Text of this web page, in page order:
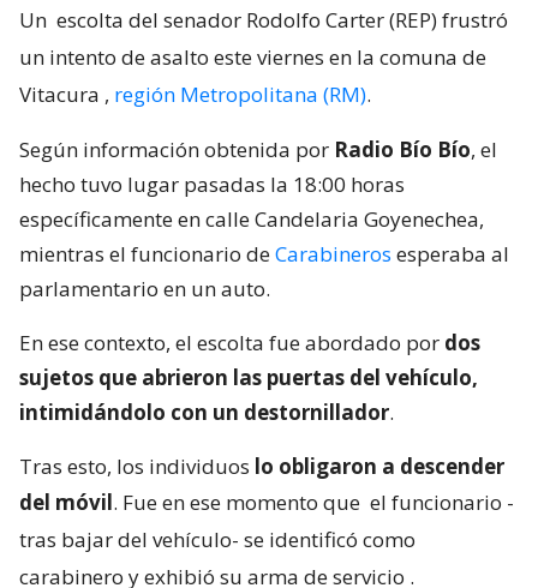
Un escolta del senador Rodolfo Carter (REP) frustró
un intento de asalto este viernes en la comuna de
Vitacura , región Metropolitana (RM).
Según información obtenida por Radio Bío Bío, el
hecho tuvo lugar pasadas la 18:00 horas
específicamente en calle Candelaria Goyenechea,
mientras el funcionario deCarabineros esperaba al
parlamentario en un auto.
En ese contexto, el escolta fue abordado por dos
sujetos que abrieron las puertas del vehículo,
intimidándolo con un destornillador.
Tras esto, los individuos lo obligaron a descender
del móvil. Fue en ese momento que el funcionario -
tras bajar del vehículo- se identificó como
carabinero y exhibió su arma de servicio .